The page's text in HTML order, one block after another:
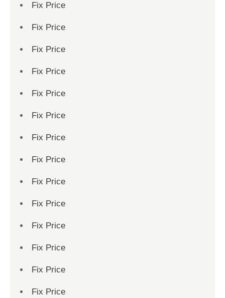
Fix Price
Fix Price
Fix Price
Fix Price
Fix Price
Fix Price
Fix Price
Fix Price
Fix Price
Fix Price
Fix Price
Fix Price
Fix Price
Fix Price